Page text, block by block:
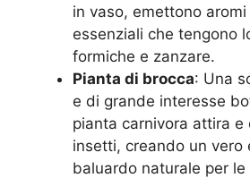
in vaso, emettono
essenziali che tengono
formiche e zanzare.
Pianta di brocca: Una
e di grande interesse
pianta carnivora attira e
insetti, creando un vero
baluardo naturale per